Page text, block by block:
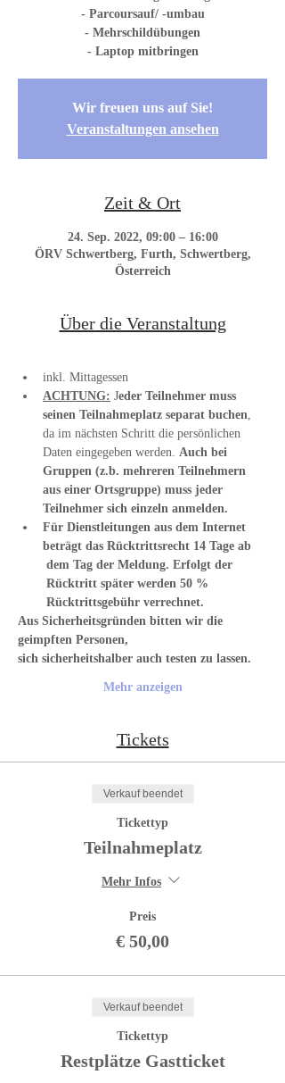
- Parcoursauf/ -umbau
- Mehrschildübungen
- Laptop mitbringen
Wir freuen uns auf Sie!
Veranstaltungen ansehen
Zeit & Ort
24. Sep. 2022, 09:00 – 16:00
ÖRV Schwertberg, Furth, Schwertberg,
Österreich
Über die Veranstaltung
inkl. Mittagessen
ACHTUNG: Jeder Teilnehmer muss
seinen Teilnahmeplatz separat buchen,
da im nächsten Schritt die persönlichen
Daten eingegeben werden. Auch bei
Gruppen (z.b. mehreren Teilnehmern
aus einer Ortsgruppe) muss jeder
Teilnehmer sich einzeln anmelden.
Für Dienstleitungen aus dem Internet
beträgt das Rücktrittsrecht 14 Tage ab
dem Tag der Meldung. Erfolgt der
Rücktritt später werden 50 %
Rücktrittsgebühr verrechnet.
Aus Sicherheitsgründen bitten wir die
geimpften Personen,
sich sicherheitshalber auch testen zu lassen.
Mehr anzeigen
Tickets
Verkauf beendet
Tickettyp
Teilnahmeplatz
Mehr Infos
Preis
€ 50,00
Verkauf beendet
Tickettyp
Restplätze Gastticket